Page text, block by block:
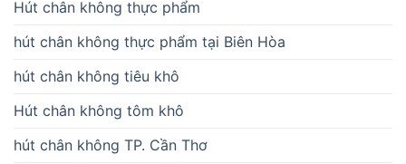
Hút chân không thực phẩm
hút chân không thực phẩm tại Biên Hòa
hút chân không tiêu khô
Hút chân không tôm khô
hút chân không TP. Cần Thơ